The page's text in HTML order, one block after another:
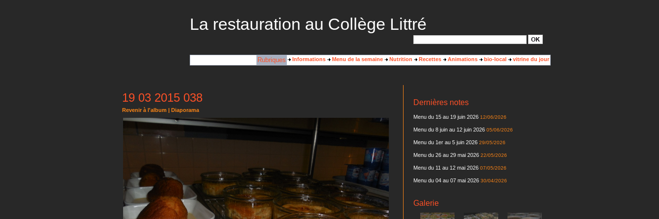
La restauration au Collège Littré
vitrine du jour
bio-local
Animations
Recettes
Nutrition
Menu de la semaine
Informations
Rubriques
19 03 2015 038
Revenir à l'album | Diaporama
Dernières notes
Menu du 15 au 19 juin 2026 12/06/2026
Menu du 8 juin au 12 juin 2026 05/06/2026
Menu du 1er au 5 juin 2026 29/05/2026
Menu du 26 au 29 mai 2026 22/05/2026
Menu du 11 au 12 mai 2026 07/05/2026
Menu du 04 au 07 mai 2026 30/04/2026
Galerie